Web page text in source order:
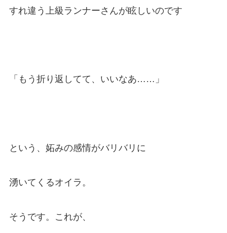
すれ違う上級ランナーさんが眩しいのです
「もう折り返してて、いいなあ……」
という、妬みの感情がバリバリに
湧いてくるオイラ。
そうです。これが、